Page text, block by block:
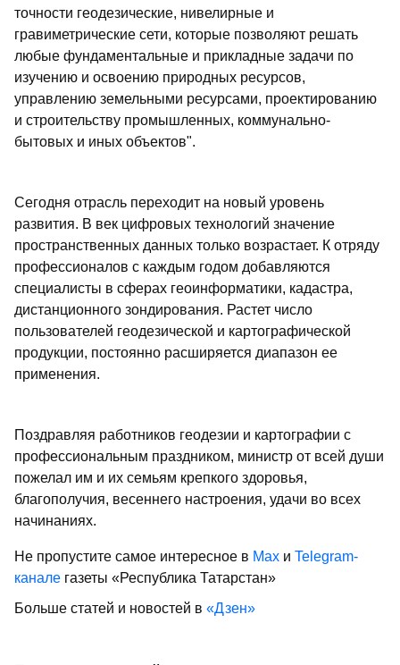
точности геодезические, нивелирные и
гравиметрические сети, которые позволяют решать
любые фундаментальные и прикладные задачи по
изучению и освоению природных ресурсов,
управлению земельными ресурсами, проектированию
и строительству промышленных, коммунально-
бытовых и иных объектов".
Сегодня отрасль переходит на новый уровень
развития. В век цифровых технологий значение
пространственных данных только возрастает. К отряду
профессионалов с каждым годом добавляются
специалисты в сферах геоинформатики, кадастра,
дистанционного зондирования. Растет число
пользователей геодезической и картографической
продукции, постоянно расширяется диапазон ее
применения.
Поздравляя работников геодезии и картографии с
профессиональным праздником, министр от всей души
пожелал им и их семьям крепкого здоровья,
благополучия, весеннего настроения, удачи во всех
начинаниях.
Не пропустите самое интересное в Max и Telegram-
канале газеты «Республика Татарстан»
Больше статей и новостей в «Дзен»